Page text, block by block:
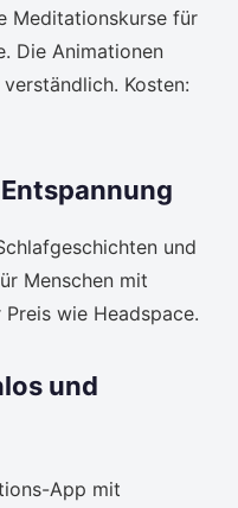
Meditationskurse für
Die Animationen
Kosten:
und
Menschen mit
wie Headspace.
und
App mit